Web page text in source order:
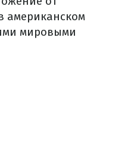
американском
мировыми